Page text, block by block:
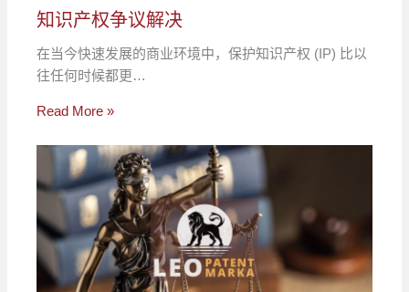
知识产权争议解决
在当今快速发展的商业环境中，保护知识产权 (IP) 比以
往任何时候都更…
Read More »